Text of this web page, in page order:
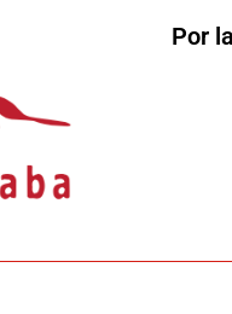
Por